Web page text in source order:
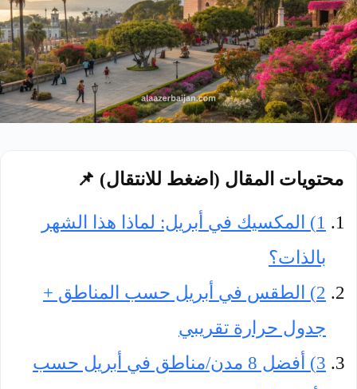
محتويات المقال (اضغط للانتقال) 📌
1) المكسيك في أبريل: لماذا هذا الشهر
بالذات؟
2) الطقس في أبريل حسب المناطق +
جدول حرارة تقريبي
3) أفضل 8 مدن/مناطق في أبريل حسب